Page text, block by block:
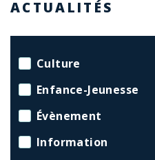
ACTUALITÉS
Culture
Enfance-Jeunesse
Évènement
Information